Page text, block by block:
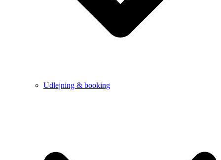
Udlejning & booking